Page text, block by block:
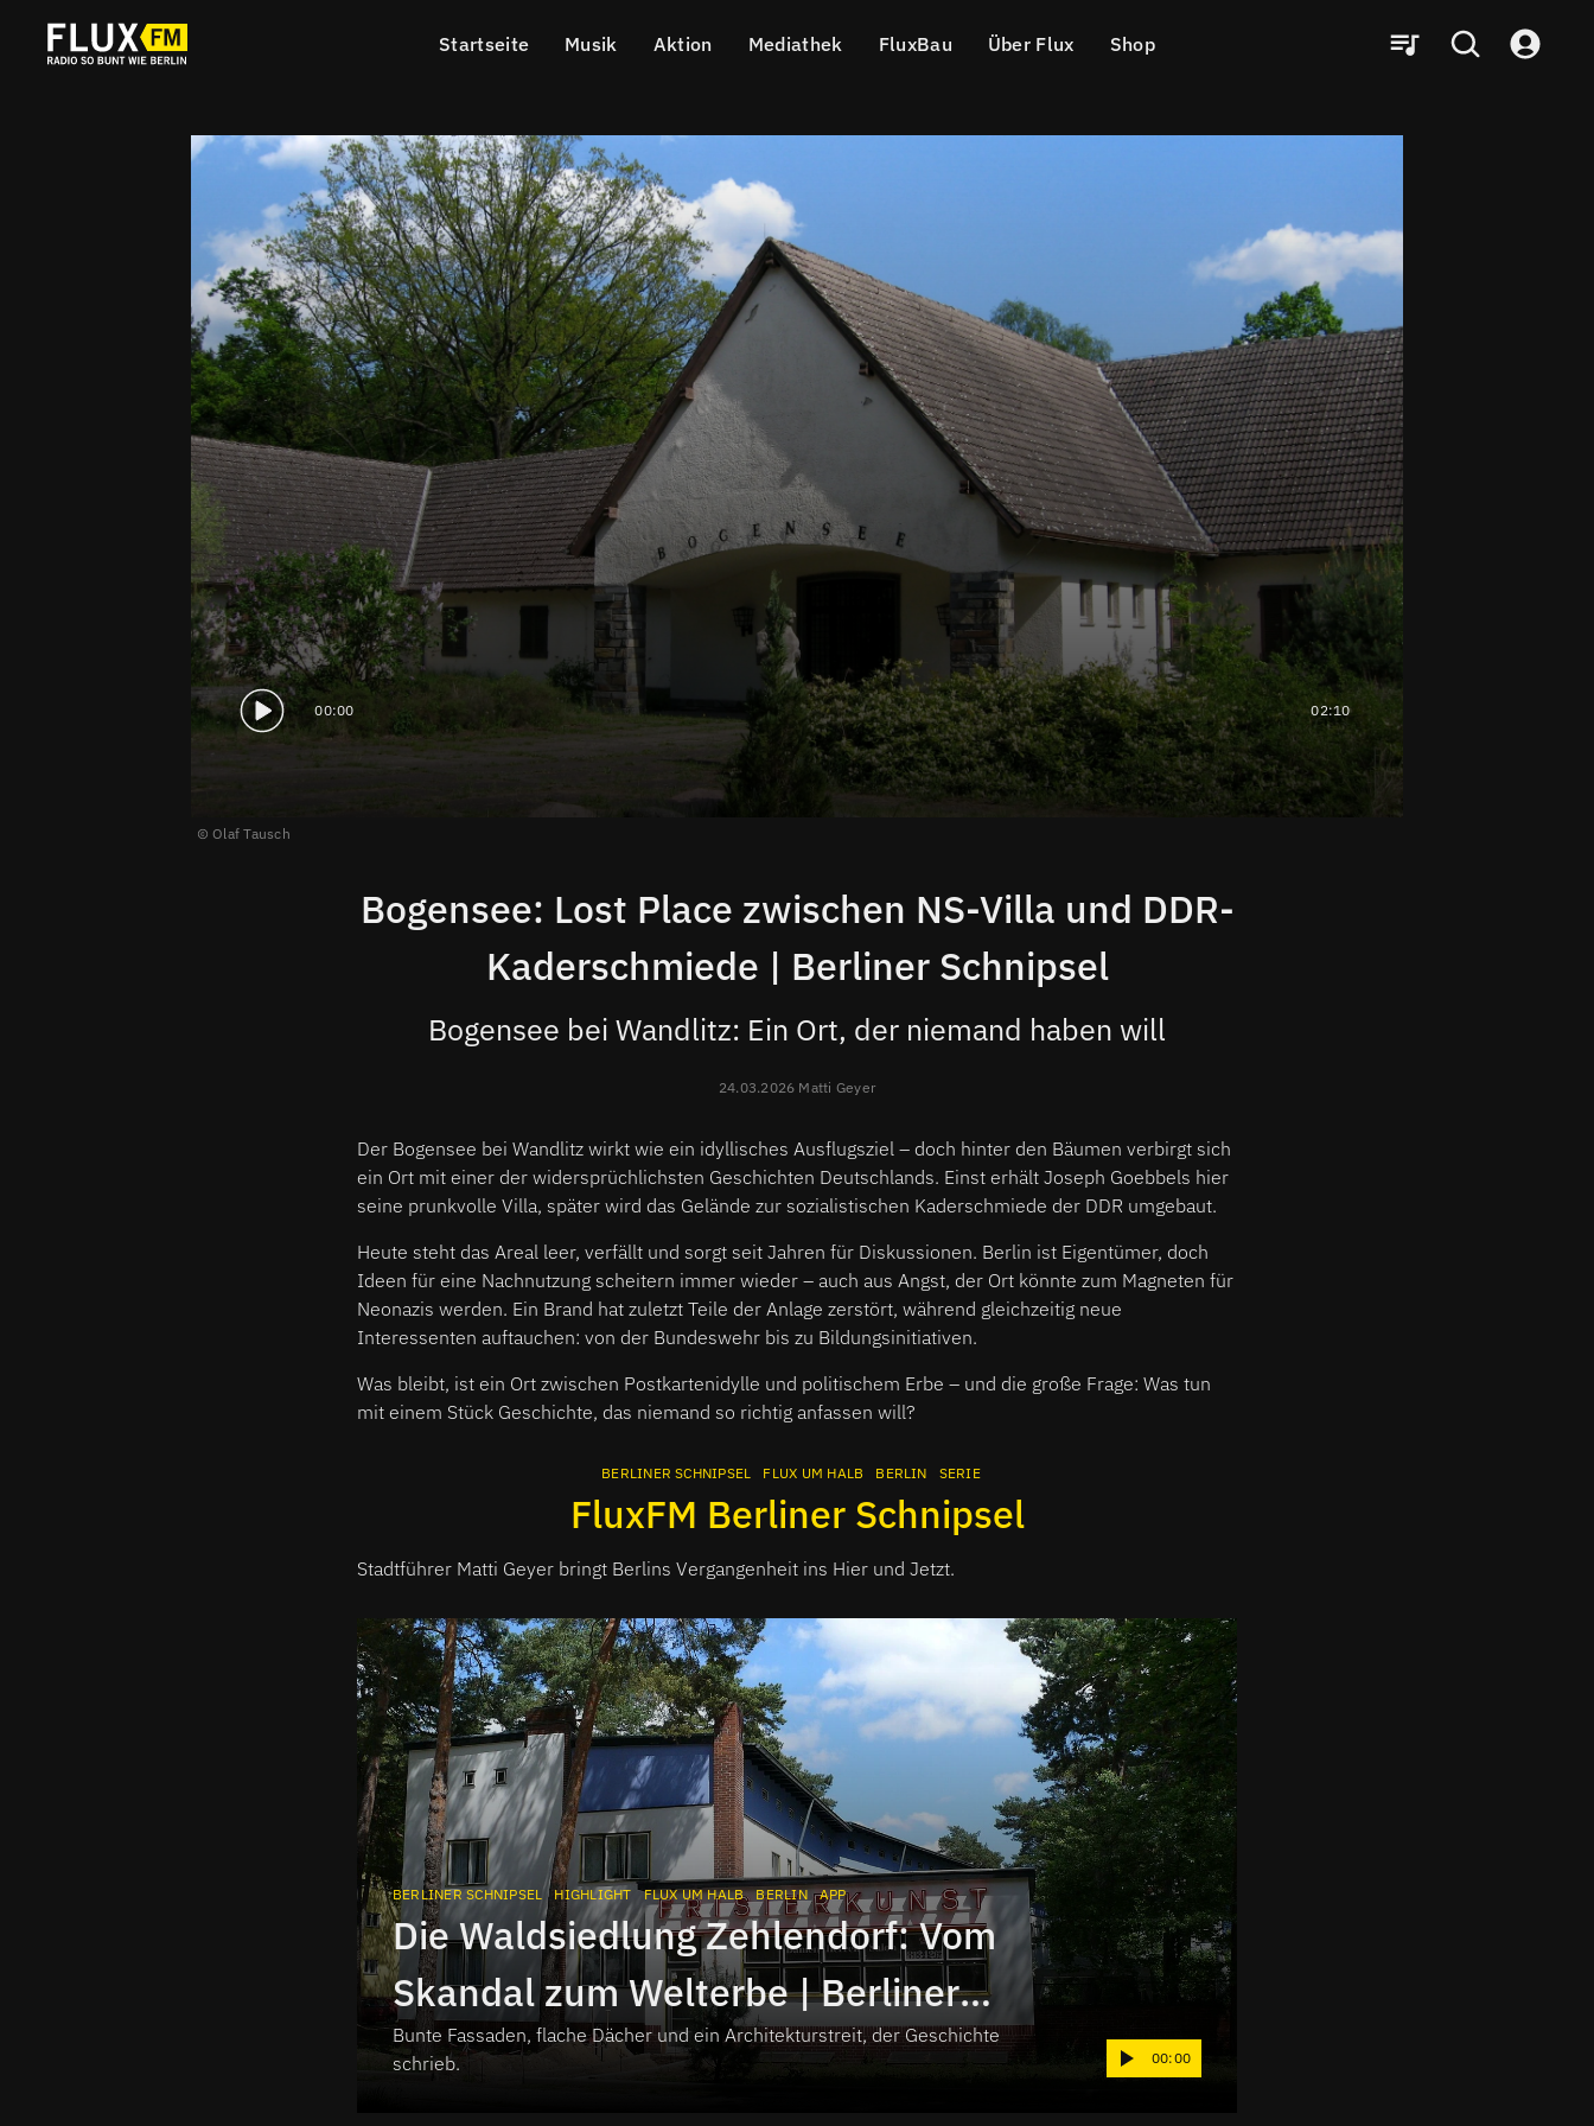
Startseite Musik Aktion Mediathek FluxBau Über Flux Shop
00:00 02:10
Olaf Tausch
Bogensee: Lost Place zwischen NS-Villa und DDR-
Kaderschmiede | Berliner Schnipsel
Bogensee bei Wandlitz: Ein Ort, der niemand haben will
24.03.2026 Matti Geyer
Der Bogensee bei Wandlitz wirkt wie ein idyllisches Ausflugsziel – doch hinter den Bäumen verbirgt sich
ein Ort mit einer der widersprüchlichsten Geschichten Deutschlands. Einst erhält Joseph Goebbels hier
seine prunkvolle Villa, später wird das Gelände zur sozialistischen Kaderschmiede der DDR umgebaut.
Heute steht das Areal leer, verfällt und sorgt seit Jahren für Diskussionen. Berlin ist Eigentümer, doch
Ideen für eine Nachnutzung scheitern immer wieder – auch aus Angst, der Ort könnte zum Magneten für
Neonazis werden. Ein Brand hat zuletzt Teile der Anlage zerstört, während gleichzeitig neue
Interessenten auftauchen: von der Bundeswehr bis zu Bildungsinitiativen.
Was bleibt, ist ein Ort zwischen Postkartenidylle und politischem Erbe – und die große Frage: Was tun
mit einem Stück Geschichte, das niemand so richtig anfassen will?
BERLINER SCHNIPSEL FLUX UM HALB BERLIN SERIE
FluxFM Berliner Schnipsel
Stadtführer Matti Geyer bringt Berlins Vergangenheit ins Hier und Jetzt.
BERLINER SCHNIPSEL HIGHLIGHT FLUX UM HALB BERLIN APP
Die Waldsiedlung Zehlendorf: Vom
Skandal zum Welterbe | Berliner
Schnipsel
Bunte Fassaden, flache Dächer und ein Architekturstreit, der Geschichte
schrieb.
00:00